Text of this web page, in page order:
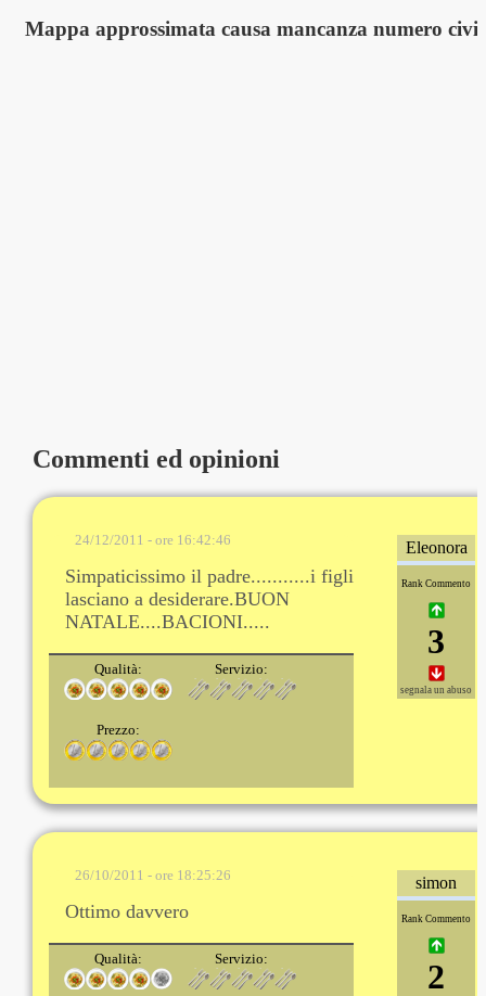
Mappa approssimata causa mancanza numero
Commenti ed opinioni
24/12/2011 - ore 16:42:46
Simpaticissimo il padre...........i figli
lasciano a desiderare.BUON
NATALE....BACIONI.....
Qualità: Servizio:
Prezzo:
Eleonora
Rank Commento
3
segnala un abuso
26/10/2011 - ore 18:25:26
Ottimo davvero
Qualità: Servizio:
simon
Rank Commento
2